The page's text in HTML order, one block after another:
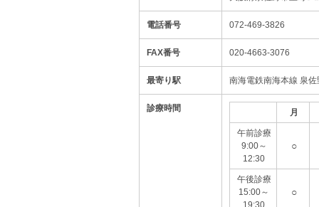
電話番号 072-469-3826
FAX番号 020-4663-3076
最寄り駅 南海電鉄南海本線 泉
診療時間 月
午前診療
9:00～
12:30
○
午後診療
15:00～
19:30
○